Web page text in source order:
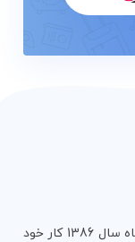
شرکت انبوه سازان مدرن سازه زیباکنار از مهر ماه سال 1386 کار خود